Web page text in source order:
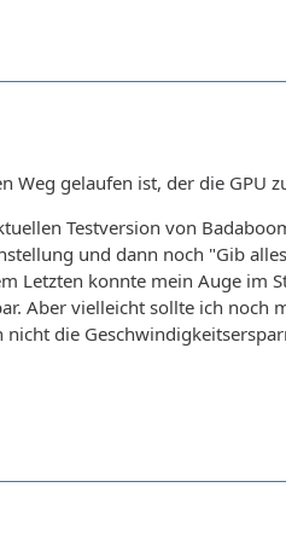
Weg gelaufen ist, der die GPU
Testversion von
und dann noch "Gib
Letzten konnte mein Auge im
Aber vielleicht sollte ich noch
die